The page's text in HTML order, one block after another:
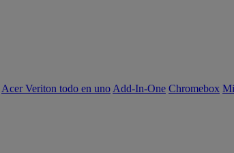
Acer Veriton todo en uno Add-In-One Chromebox